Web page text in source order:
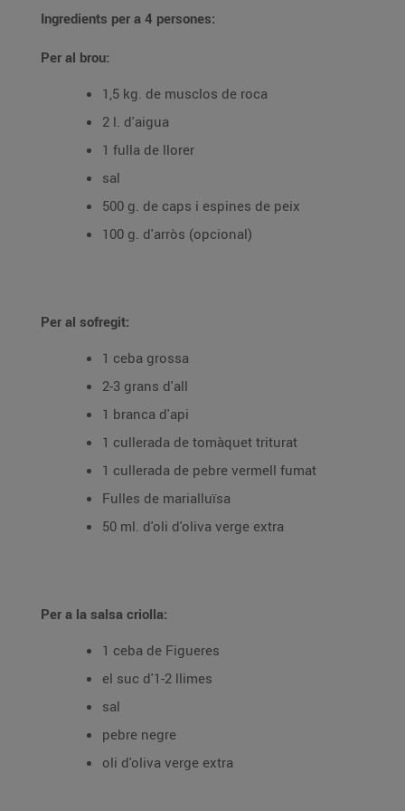
Ingredients per a 4 persones:
Per al brou:
1,5 kg. de musclos de roca
2 l. d'aigua
1 fulla de llorer
sal
500 g. de caps i espines de peix
100 g. d'arròs (opcional)
Per al sofregit:
1 ceba grossa
2-3 grans d'all
1 branca d'api
1 cullerada de tomàquet triturat
1 cullerada de pebre vermell fumat
Fulles de marialluïsa
50 ml. d'oli d'oliva verge extra
Per a la salsa criolla:
1 ceba de Figueres
el suc d'1-2 llimes
sal
pebre negre
oli d'oliva verge extra